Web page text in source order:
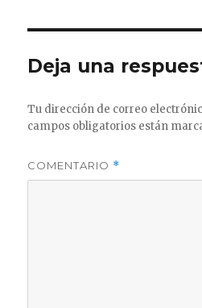
Deja una
Tu dirección de correo
campos obligatorios están
COMENTARIO *